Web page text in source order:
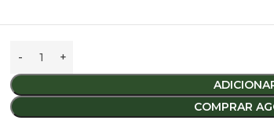
Peso do suporte:Aprox. 7,1 kg.
COMPRAR